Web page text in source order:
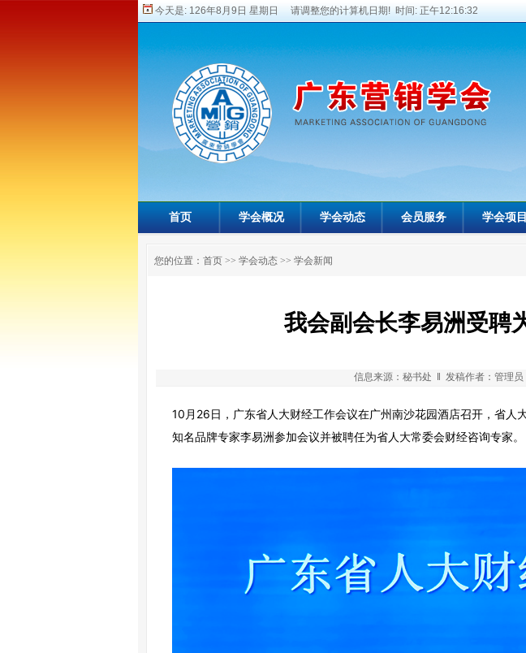
今天是: 126年8月9日 星期日 请调整您的计算机日期! 时间: 正午12:16:34
首页 学会概况 学会动态 会员服务 学会项目
您的位置： 首页 >> 学会动态 >> 学会新闻
我会副会长李易洲受聘
信息来源：秘书处 ‖ 发稿作者：管理
10月26日，广东省人大财经工作会议在广州南沙花园酒店召开，省人
知名品牌专家李易洲参加会议并被聘任为省人大常委会财经咨询专家。